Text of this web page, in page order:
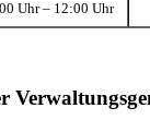
Uhr – 12:00 Uhr